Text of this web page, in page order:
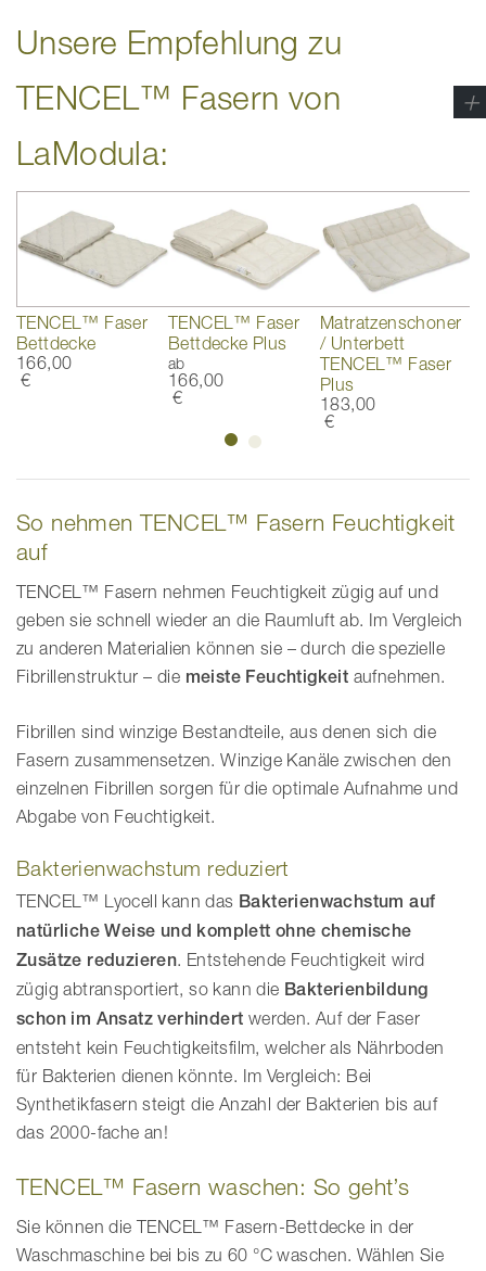
Unsere Empfehlung zu
TENCEL™ Fasern von
LaModula:
TENCEL™ Faser
Bettdecke
166,00
€
TENCEL™ Faser
Bettdecke Plus
ab
166,00
€
Matratzenschoner
/ Unterbett
TENCEL™ Faser
Plus
183,00
€
So nehmen TENCEL™ Fasern Feuchtigkeit
auf
TENCEL™ Fasern nehmen Feuchtigkeit zügig auf und
geben sie schnell wieder an die Raumluft ab. Im Vergleich
zu anderen Materialien können sie – durch die spezielle
Fibrillenstruktur – die meiste Feuchtigkeit aufnehmen.
Fibrillen sind winzige Bestandteile, aus denen sich die
Fasern zusammensetzen. Winzige Kanäle zwischen den
einzelnen Fibrillen sorgen für die optimale Aufnahme und
Abgabe von Feuchtigkeit.
Bakterienwachstum reduziert
TENCEL™ Lyocell kann das Bakterienwachstum auf
natürliche Weise und komplett ohne chemische
Zusätze reduzieren. Entstehende Feuchtigkeit wird
zügig abtransportiert, so kann die Bakterienbildung
schon im Ansatz verhindert werden. Auf der Faser
entsteht kein Feuchtigkeitsfilm, welcher als Nährboden
für Bakterien dienen könnte. Im Vergleich: Bei
Synthetikfasern steigt die Anzahl der Bakterien bis auf
das 2000-fache an!
TENCEL™ Fasern waschen: So geht’s
Sie können die TENCEL™ Fasern-Bettdecke in der
Waschmaschine bei bis zu 60 °C waschen. Wählen Sie